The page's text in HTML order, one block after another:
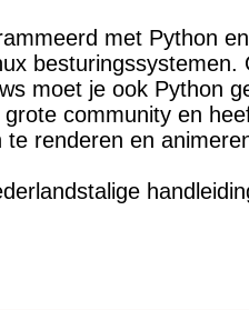
met Python
besturingssystemen.
moet je ook Python
community en
renderen en